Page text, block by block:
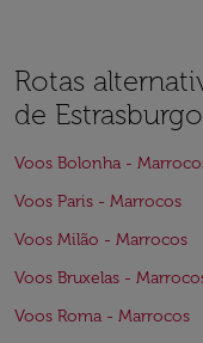
Rotas
de
Voos Bolonha -
Voos Paris - Marrocos
Voos Milão - Marrocos
Voos Bruxelas -
Voos Roma - Marrocos